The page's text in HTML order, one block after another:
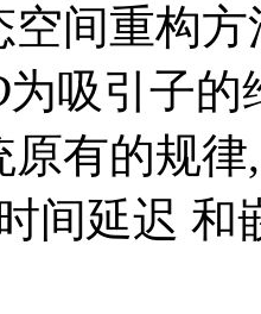
间重构方
为吸引子的
原有的规
间延迟 和